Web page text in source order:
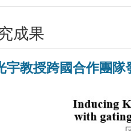
成果
宇教授跨國合作團